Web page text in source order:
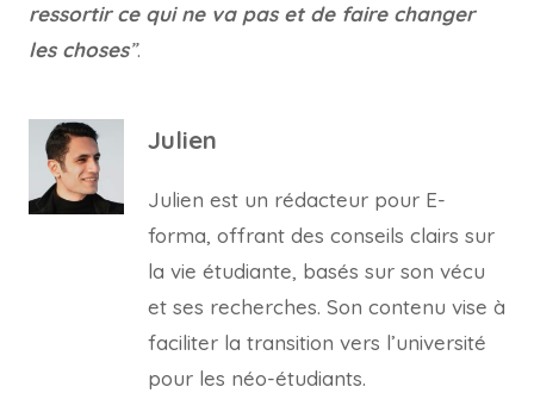
ressortir ce qui ne va pas et de faire changer
les choses”.
Julien
Julien est un rédacteur pour E-
forma, offrant des conseils clairs sur
la vie étudiante, basés sur son vécu
et ses recherches. Son contenu vise à
faciliter la transition vers l’université
pour les néo-étudiants.